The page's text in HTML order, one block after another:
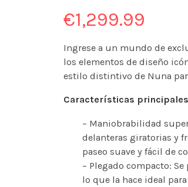
€1,299.99
Ingrese a un mundo de
los elementos de diseño
estilo distintivo de Nuna
Características
– Maniobrabilidad
delanteras giratorias y
paseo suave y fácil de
– Plegado compacto:
lo que la hace ideal